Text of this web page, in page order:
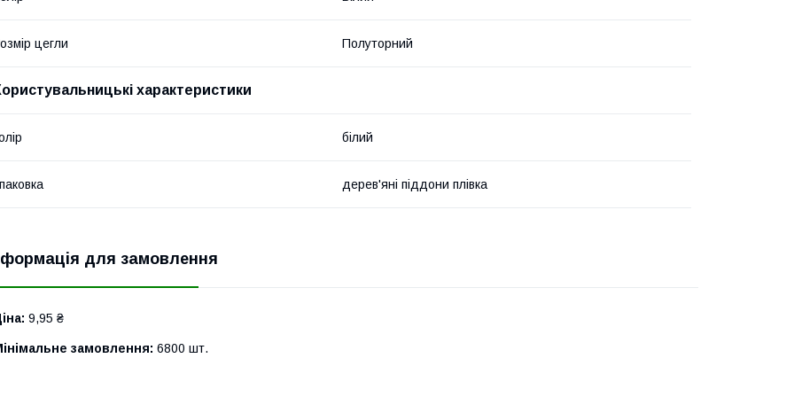
цегли Полуторний
характеристики
білий
дерев'яні піддони плівка
для замовлення
9,95 ₴
замовлення: 6800 шт.